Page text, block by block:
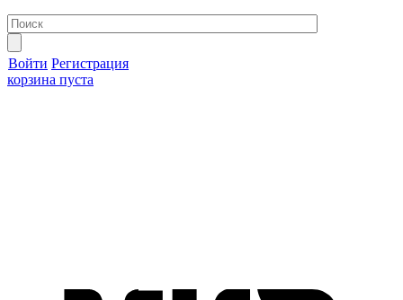
Войти Регистрация
корзина пуста